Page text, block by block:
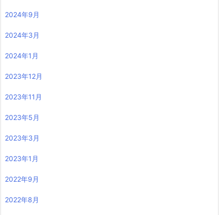
2024年9月
2024年3月
2024年1月
2023年12月
2023年11月
2023年5月
2023年3月
2023年1月
2022年9月
2022年8月